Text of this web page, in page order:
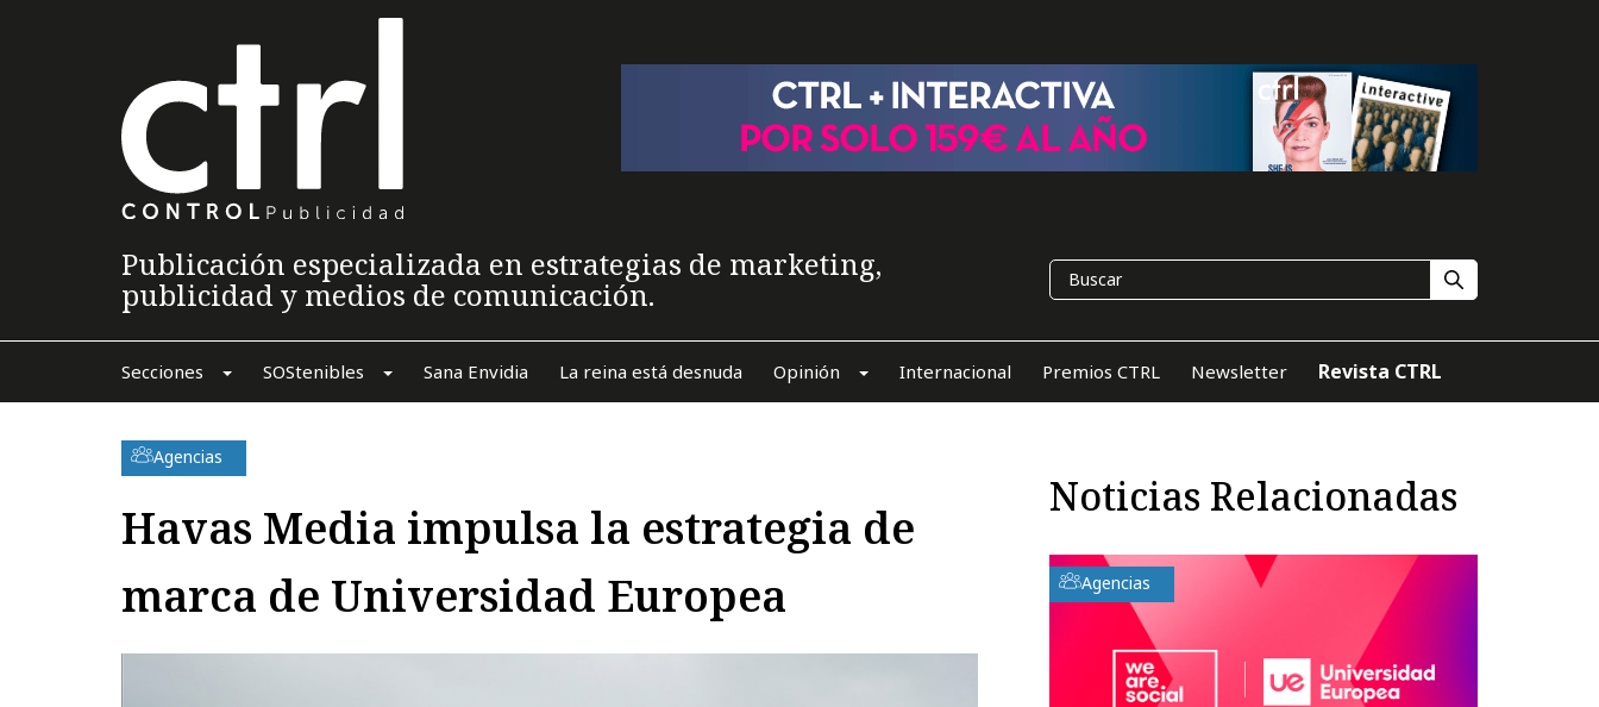
Publicación especializada en estrategias de marketing,
publicidad y medios de comunicación.
Secciones SOStenibles Sana Envidia La reina está desnuda Opinión Internacional Premios CTRL Newsletter Revista CTRL
Agencias
Havas Media impulsa la estrategia de
marca de Universidad Europea
Noticias Relacionadas
Agencias